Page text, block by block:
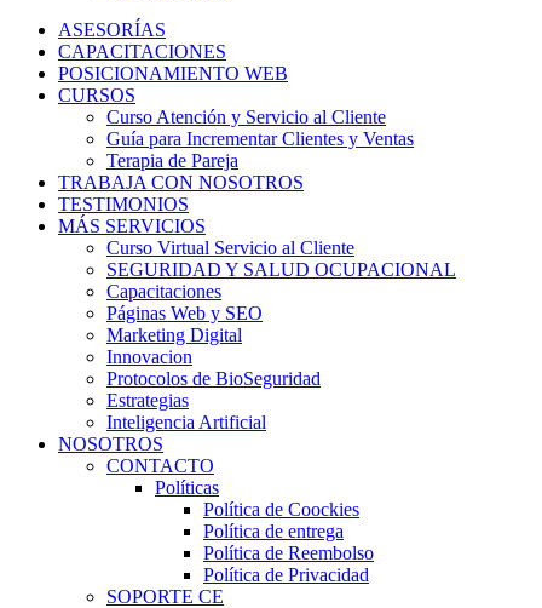
ASESORÍAS
CAPACITACIONES
POSICIONAMIENTO WEB
CURSOS
Curso Atención y Servicio al Cliente
Guía para Incrementar Clientes y Ventas
Terapia de Pareja
TRABAJA CON NOSOTROS
TESTIMONIOS
MÁS SERVICIOS
Curso Virtual Servicio al Cliente
SEGURIDAD Y SALUD OCUPACIONAL
Capacitaciones
Páginas Web y SEO
Marketing Digital
Innovacion
Protocolos de BioSeguridad
Estrategias
Inteligencia Artificial
NOSOTROS
CONTACTO
Políticas
Política de Coockies
Política de entrega
Política de Reembolso
Política de Privacidad
SOPORTE CE